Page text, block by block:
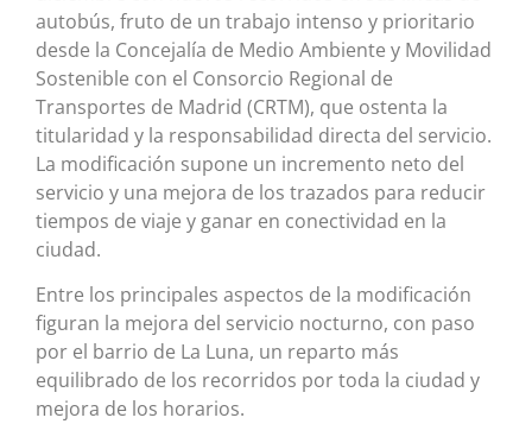
autobús, fruto de un trabajo intenso y prioritario
desde la Concejalía de Medio Ambiente y Movilidad
Sostenible con el Consorcio Regional de
Transportes de Madrid (CRTM), que ostenta la
titularidad y la responsabilidad directa del servicio.
La modificación supone un incremento neto del
servicio y una mejora de los trazados para reducir
tiempos de viaje y ganar en conectividad en la
ciudad.
Entre los principales aspectos de la modificación
figuran la mejora del servicio nocturno, con paso
por el barrio de La Luna, un reparto más
equilibrado de los recorridos por toda la ciudad y
mejora de los horarios.